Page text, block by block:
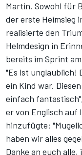
Martin. Sowohl für
der erste Heimsieg
realisierte den
Helmdesign in
bereits im Sprint
"Es ist unglaublich!
ein Kind war.
einfach
er von Englisch auf
hinzufügte:
haben wir alles
Danke an euch